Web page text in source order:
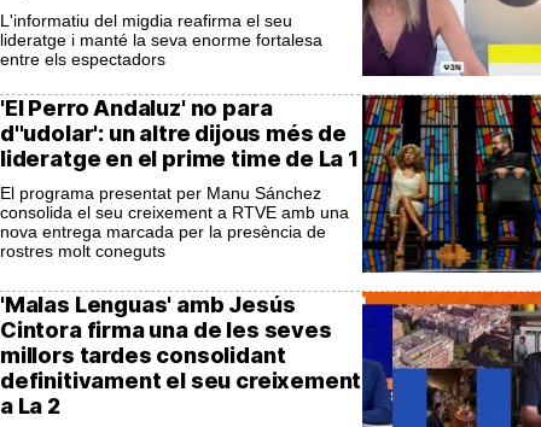
L'informatiu del migdia reafirma el seu
lideratge i manté la seva enorme fortalesa
entre els espectadors
'El Perro Andaluz' no para
d''udolar': un altre dijous més de
lideratge en el prime time de La 1
El programa presentat per Manu Sánchez
consolida el seu creixement a RTVE amb una
nova entrega marcada per la presència de
rostres molt coneguts
'Malas Lenguas' amb Jesús
Cintora firma una de les seves
millors tardes consolidant
definitivament el seu creixement
a La 2